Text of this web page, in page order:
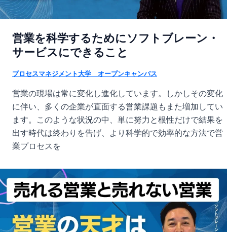
営業を科学するためにソフトブレーン・
サービスにできること
プロセスマネジメント大学 オープンキャンパス
営業の現場は常に変化し進化しています。しかしその変化
に伴い、多くの企業が直面する営業課題もまた増加してい
ます。このような状況の中、単に努力と根性だけで結果を
出す時代は終わりを告げ、より科学的で効率的な方法で営
業プロセスを